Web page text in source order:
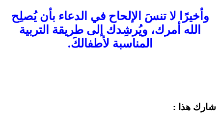
وأخيرًا لا تنسَ الإلحاح في الدعاء بأن يُصلِح
الله أمرك، ويُرشِدك إلى طريقة التربية
المناسبة لأطفالكَ.
شارك هذا :